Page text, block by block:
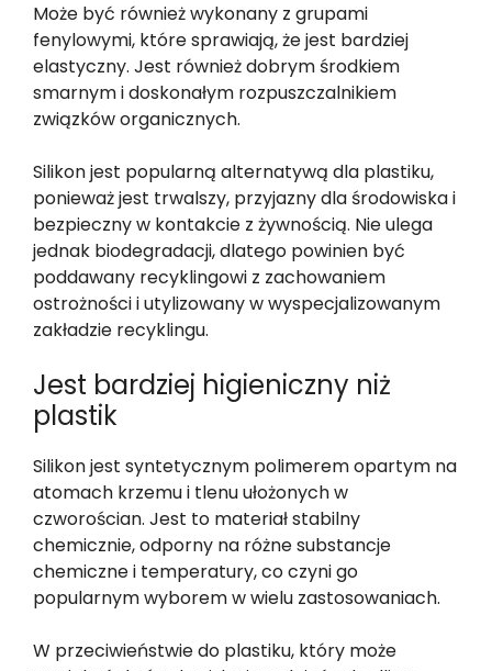
Może być również wykonany z grupami
fenylowymi, które sprawiają, że jest bardziej
elastyczny. Jest również dobrym środkiem
smarnym i doskonałym rozpuszczalnikiem
związków organicznych.
Silikon jest popularną alternatywą dla plastiku,
ponieważ jest trwalszy, przyjazny dla środowiska i
bezpieczny w kontakcie z żywnością. Nie ulega
jednak biodegradacji, dlatego powinien być
poddawany recyklingowi z zachowaniem
ostrożności i utylizowany w wyspecjalizowanym
zakładzie recyklingu.
Jest bardziej higieniczny niż
plastik
Silikon jest syntetycznym polimerem opartym na
atomach krzemu i tlenu ułożonych w
czworościan. Jest to materiał stabilny
chemicznie, odporny na różne substancje
chemiczne i temperatury, co czyni go
popularnym wyborem w wielu zastosowaniach.
W przeciwieństwie do plastiku, który może